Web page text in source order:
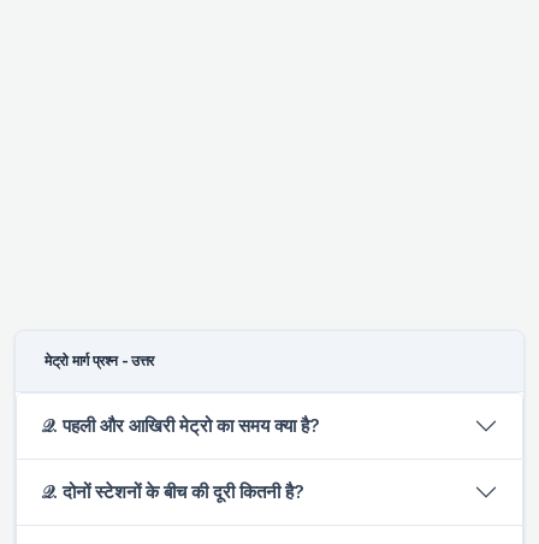
मेट्रो मार्ग प्रश्न - उत्तर
𝒬. पहली और आखिरी मेट्रो का समय क्या है?
𝒬. दोनों स्टेशनों के बीच की दूरी कितनी है?